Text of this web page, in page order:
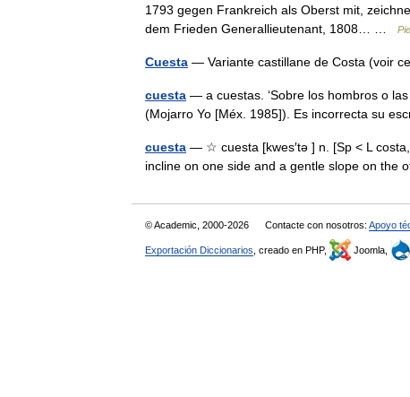
1793 gegen Frankreich als Oberst mit,
dem Frieden Generallieutenant, 1808… …
Cuesta — Variante castillane de Costa (voir
cuesta — a cuestas. ‘Sobre los hombros o
(Mojarro Yo [Méx. 1985]). Es incorrecta su
cuesta — ☆ cuesta [kwes′tə ] n. [Sp < L
incline on one side and a gentle slope on the
© Academic, 2000-2026 Contacte con nosotros: Apoyo
Exportación Diccionarios , creado en PHP, Joomla,